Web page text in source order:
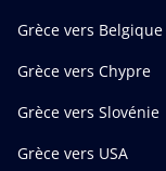
Grèce vers Belgique
Grèce vers Chypre
Grèce vers Slovénie
Grèce vers USA